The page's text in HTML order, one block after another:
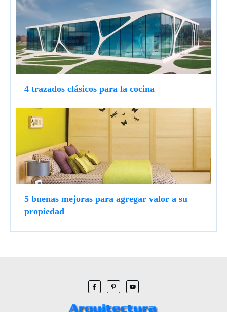
4 trazados clásicos para la cocina
5 buenas mejoras para agregar valor a su
propiedad